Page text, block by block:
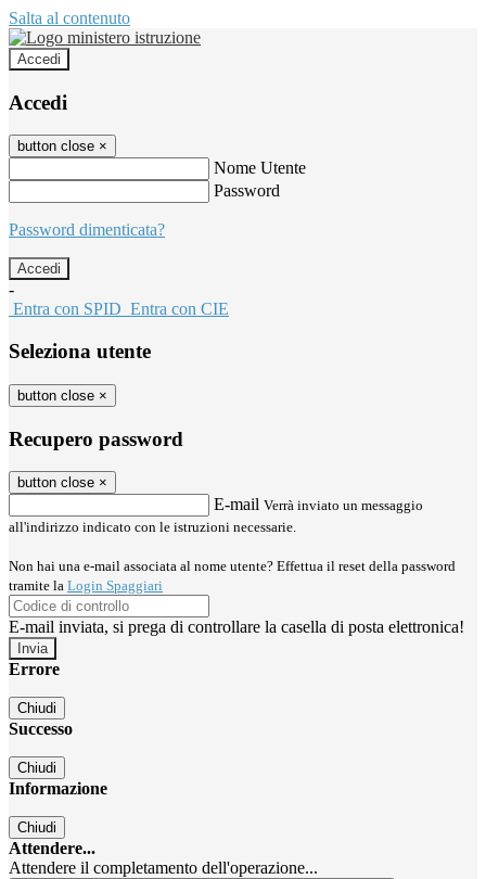
Salta al contenuto
Accedi
Accedi
button close ×
Nome Utente
Password
Password dimenticata?
-
Entra con SPID Entra con CIE
Seleziona utente
button close ×
Recupero password
button close ×
E-mail Verrà inviato un messaggio
all'indirizzo indicato con le istruzioni necessarie.
Non hai una e-mail associata al nome utente? Effettua il reset della password
tramite la Login Spaggiari
E-mail inviata, si prega di controllare la casella di posta elettronica!
Errore
Chiudi
Successo
Chiudi
Informazione
Chiudi
Attendere...
Attendere il completamento dell'operazione...